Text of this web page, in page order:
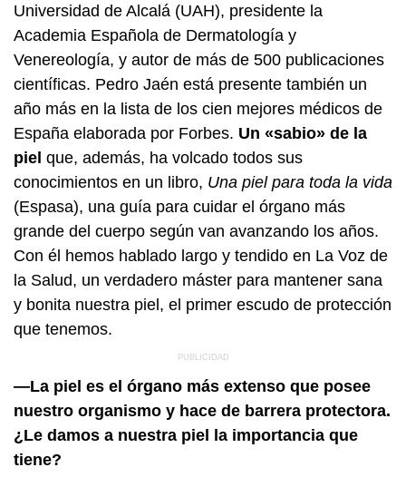
Universidad de Alcalá (UAH), presidente la
Academia Española de Dermatología y
Venereología, y autor de más de 500 publicaciones
científicas. Pedro Jaén está presente también un
año más en la lista de los cien mejores médicos de
España elaborada por Forbes. Un «sabio» de la
piel que, además, ha volcado todos sus
conocimientos en un libro, Una piel para toda la vida
(Espasa), una guía para cuidar el órgano más
grande del cuerpo según van avanzando los años.
Con él hemos hablado largo y tendido en La Voz de
la Salud, un verdadero máster para mantener sana
y bonita nuestra piel, el primer escudo de protección
que tenemos.
—La piel es el órgano más extenso que posee
nuestro organismo y hace de barrera protectora.
¿Le damos a nuestra piel la importancia que
tiene?